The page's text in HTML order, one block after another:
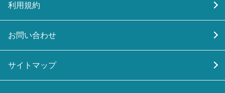
利用規約
お問い合わせ
サイトマップ